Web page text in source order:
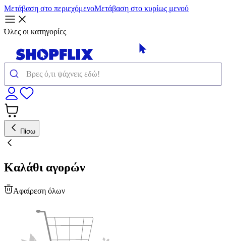
Μετάβαση στο περιεχόμενοΜετάβαση στο κυρίως μενού
Όλες οι κατηγορίες
Πίσω
Καλάθι αγορών
Αφαίρεση όλων